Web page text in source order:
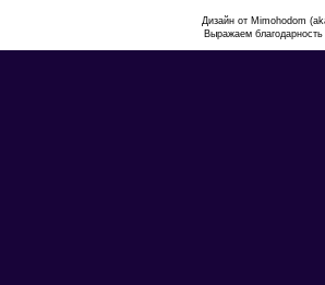
Дизайн от Mimohodom
Выражаем